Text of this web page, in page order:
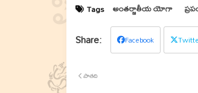
Tags అంతర్జాతీయ యోగా
Facebook
పాతది